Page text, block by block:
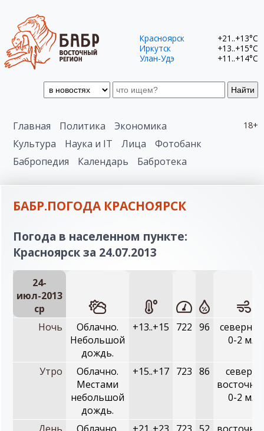
Найти
Красноярск
+21..+13°C
Иркутск
+13..+15°C
Улан-Удэ
+11..+14°C
18+
Главная Политика
Экономика
Культура
Наука и IT Лица
Фотобанк
Бабропедия
Календарь Бабротека
БАБР.ПОГОДА КРАСНОЯРСК
Погода в населенном пункте:
Красноярск за 24.07.2013
24-
июл-2013
ср
Ночь
Облачно.
Небольшой
дождь.
+13..+15 722 96
0-2 м/с
Утро
Облачно.
Местами
небольшой
дождь.
+15..+17 723 86
северо-
0-2 м/с